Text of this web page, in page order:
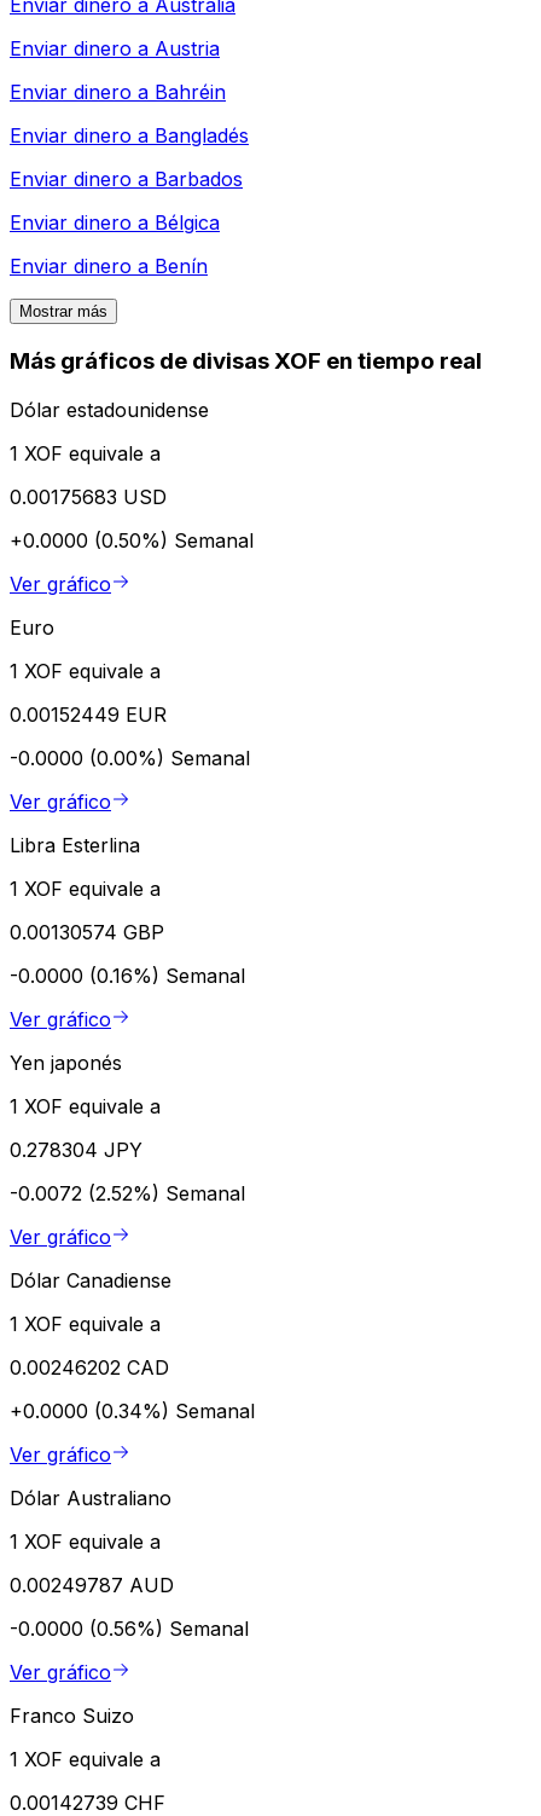
Enviar dinero a Australia
Enviar dinero a Austria
Enviar dinero a Bahréin
Enviar dinero a Bangladés
Enviar dinero a Barbados
Enviar dinero a Bélgica
Enviar dinero a Benín
Mostrar más
Más gráficos de divisas XOF en tiempo real
Dólar estadounidense
1 XOF equivale a
0.00175683 USD
+0.0000 (0.50%) Semanal
Ver gráfico
Euro
1 XOF equivale a
0.00152449 EUR
-0.0000 (0.00%) Semanal
Ver gráfico
Libra Esterlina
1 XOF equivale a
0.00130574 GBP
-0.0000 (0.16%) Semanal
Ver gráfico
Yen japonés
1 XOF equivale a
0.278304 JPY
-0.0072 (2.52%) Semanal
Ver gráfico
Dólar Canadiense
1 XOF equivale a
0.00246202 CAD
+0.0000 (0.34%) Semanal
Ver gráfico
Dólar Australiano
1 XOF equivale a
0.00249787 AUD
-0.0000 (0.56%) Semanal
Ver gráfico
Franco Suizo
1 XOF equivale a
0.00142739 CHF